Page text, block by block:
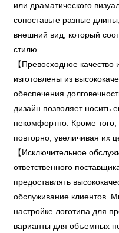
или драматического
сопоставьте разные
внешний вид, который
стилю.
【Превосходное
изготовлены из
обеспечения
дизайн позволяет носить
некомфортно. Кроме
повторно, увеличивая их
【Исключительное
ответственного
предоставлять
обслуживание клиентов.
настройке логотипа для
варианты для объемных